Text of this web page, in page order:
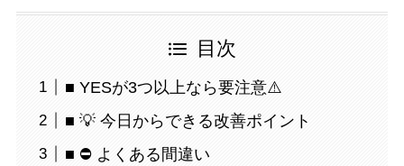
目次
■ YESが3つ以上なら要注意⚠️
■ 💡 今日からできる改善ポイント
■ ⛔ よくある間違い